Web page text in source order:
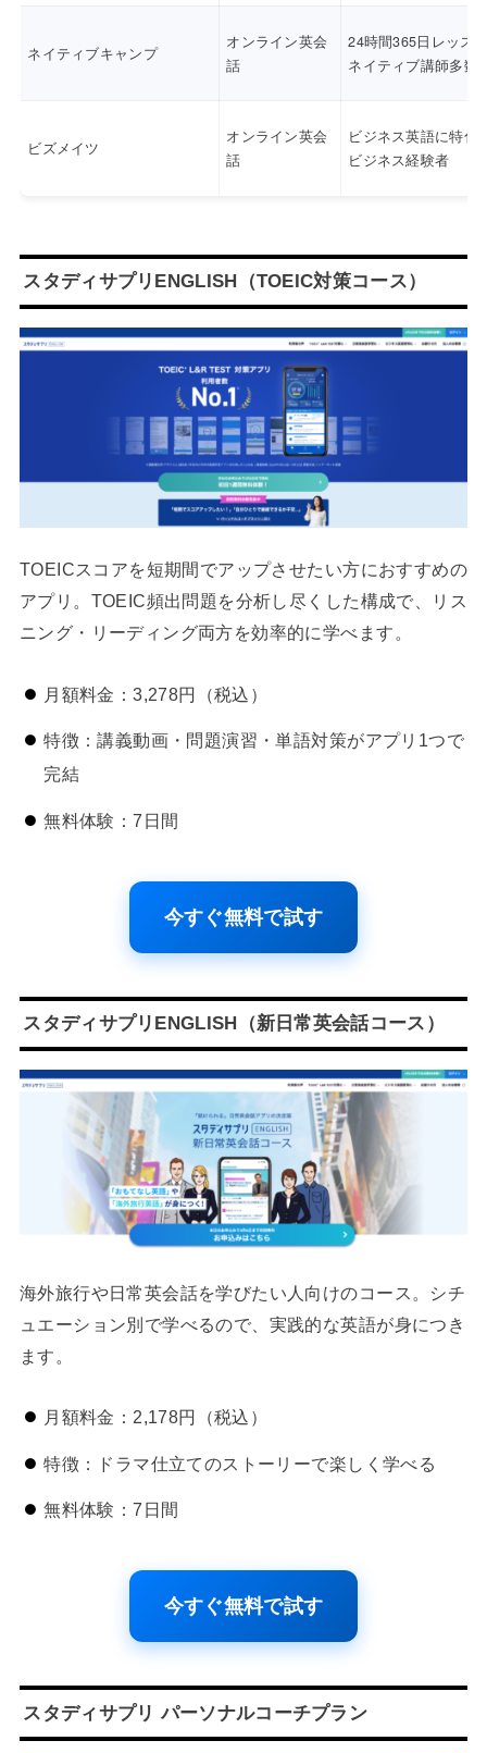
ネイティブキャンプ
オンライン英会
話
24時間365日レッス
ネイティブ講師多数
ビズメイツ
オンライン英会
話
ビジネス英語に特化
ビジネス経験者
スタディサプリENGLISH（TOEIC対策コース）
TOEICスコアを短期間でアップさせたい方におすすめの
アプリ。TOEIC頻出問題を分析し尽くした構成で、リス
ニング・リーディング両方を効率的に学べます。
月額料金：3,278円（税込）
特徴：講義動画・問題演習・単語対策がアプリ1つで
完結
無料体験：7日間
今すぐ無料で試す
スタディサプリENGLISH（新日常英会話コース）
海外旅行や日常英会話を学びたい人向けのコース。シチ
ュエーション別で学べるので、実践的な英語が身につき
ます。
月額料金：2,178円（税込）
特徴：ドラマ仕立てのストーリーで楽しく学べる
無料体験：7日間
今すぐ無料で試す
スタディサプリ パーソナルコーチプラン